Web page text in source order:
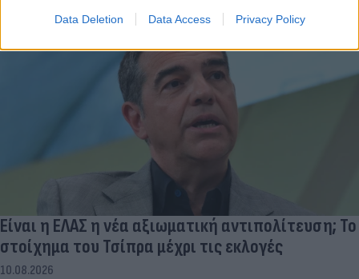
Data Deletion Data Access Privacy Policy
Είναι η ΕΛΑΣ η νέα αξιωματική αντιπολίτευση; Το
στοίχημα του Τσίπρα μέχρι τις εκλογές
10.08.2026